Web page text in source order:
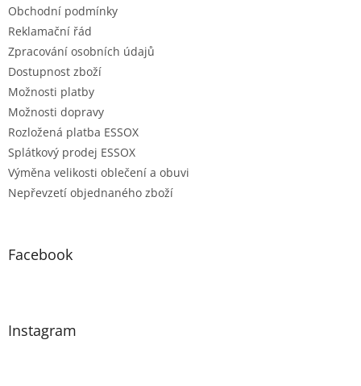
Obchodní podmínky
Reklamační řád
Zpracování osobních údajů
Dostupnost zboží
Možnosti platby
Možnosti dopravy
Rozložená platba ESSOX
Splátkový prodej ESSOX
Výměna velikosti oblečení a obuvi
Nepřevzetí objednaného zboží
Facebook
Instagram